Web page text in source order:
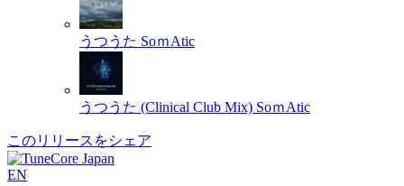
うつうた SoｍAtic
うつうた (Clinical Club Mix) SoｍAtic
このリリースをシェア
EN